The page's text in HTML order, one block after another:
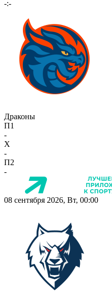
-:-
Драконы
П1
-
X
-
П2
-
08 сентября 2026, Вт, 00:00